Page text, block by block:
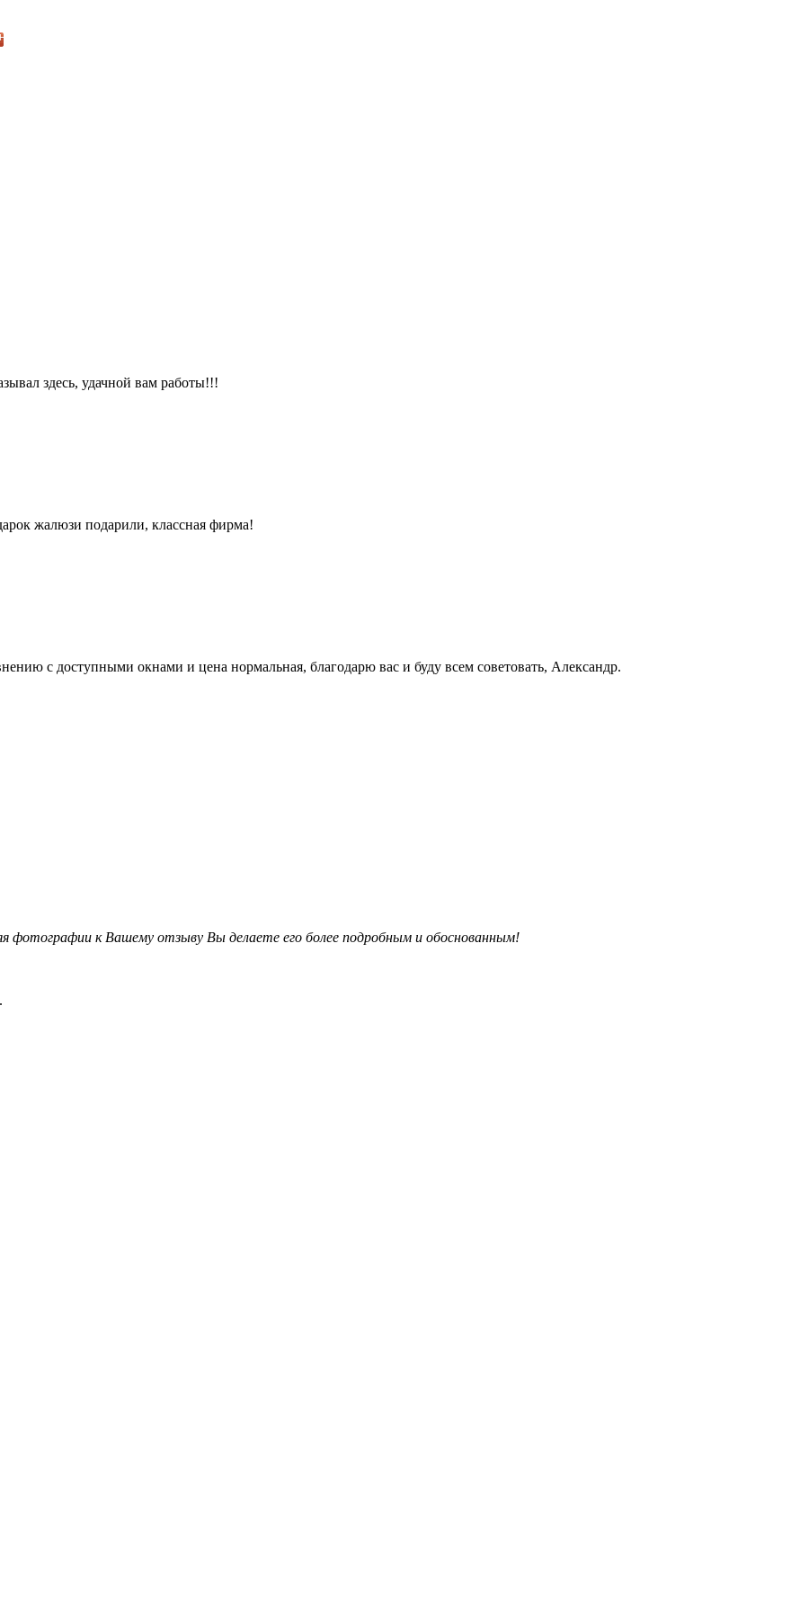
здесь, удачной вам работы!!!
жалюзи подарили, классная фирма!
с доступными окнами и цена нормальная, благодарю вас и буду всем советовать, Александр.
фотографии к Вашему отзыву Вы делаете его более подробным и обоснованным!